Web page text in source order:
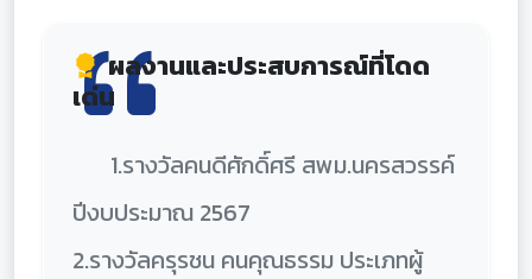
ผลงานและประสบการณ์ที่โดด
เด่น
1.รางวัลคนดีศักดิ์ศรี สพม.นครสวรรค์
ปีงบประมาณ 2567
2.รางวัลครุรชน คนคุณธรรม ประเภทผู้